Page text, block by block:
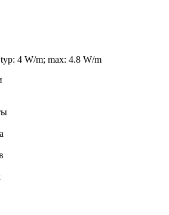
typ: 4 W/m; max: 4.8 W/m